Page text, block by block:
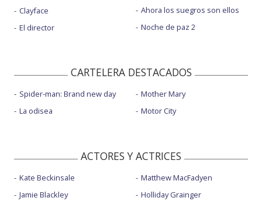
Clayface
El director
Ahora los suegros son ellos
Noche de paz 2
CARTELERA DESTACADOS
Spider-man: Brand new day
La odisea
Mother Mary
Motor City
ACTORES Y ACTRICES
Kate Beckinsale
Jamie Blackley
Matthew MacFadyen
Holliday Grainger